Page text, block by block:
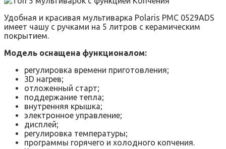
Удобная и красивая мультиварка Polaris PMC 0529ADS
имеет чашу с ручками на 5 литров с керамическим
покрытием.
Модель оснащена функционалом:
регулировка времени приготовления;
3D нагрев;
отложенный старт;
поддержание тепла;
внутренняя крышка;
электронное управление;
дисплей;
регулировка температуры;
программы горячего и холодного копчения.